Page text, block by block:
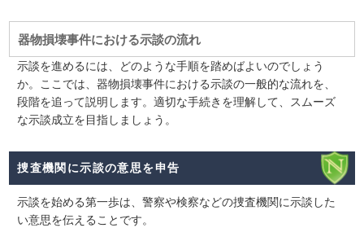
器物損壊事件における示談の流れ
示談を進めるには、どのような手順を踏めばよいのでしょう
か。ここでは、器物損壊事件における示談の一般的な流れを、
段階を追って説明します。適切な手続きを理解して、スムーズ
な示談成立を目指しましょう。
捜査機関に示談の意思を申告
示談を始める第一歩は、警察や検察などの捜査機関に示談した
い意思を伝える ことです。